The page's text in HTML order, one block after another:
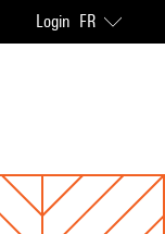
Login FR